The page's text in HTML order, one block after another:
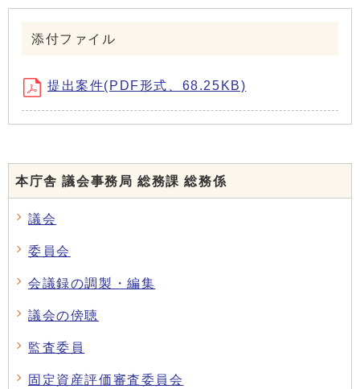
添付ファイル
提出案件(PDF形式、68.25KB)
本庁舎 議会事務局 総務課 総務係
議会
委員会
会議録の調製・編集
議会の傍聴
監査委員
固定資産評価審査委員会